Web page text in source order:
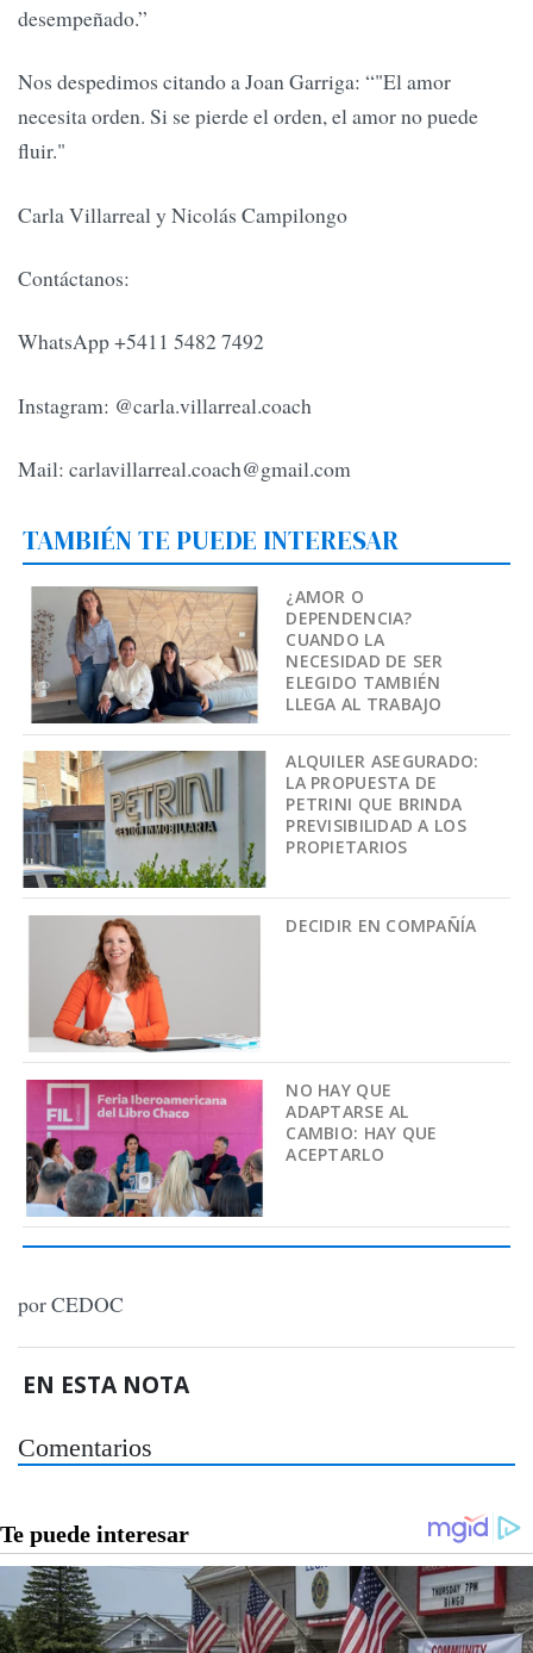
desempeñado.”
Nos despedimos citando a Joan Garriga: “"El amor
necesita orden. Si se pierde el orden, el amor no puede
fluir."
Carla Villarreal y Nicolás Campilongo
Contáctanos:
WhatsApp +5411 5482 7492
Instagram: @carla.villarreal.coach
Mail: carlavillarreal.coach@gmail.com
TAMBIÉN TE PUEDE INTERESAR
¿AMOR O
DEPENDENCIA?
CUANDO LA
NECESIDAD DE SER
ELEGIDO TAMBIÉN
LLEGA AL TRABAJO
ALQUILER ASEGURADO:
LA PROPUESTA DE
PETRINI QUE BRINDA
PREVISIBILIDAD A LOS
PROPIETARIOS
DECIDIR EN COMPAÑÍA
NO HAY QUE
ADAPTARSE AL
CAMBIO: HAY QUE
ACEPTARLO
por CEDOC
EN ESTA NOTA
Comentarios